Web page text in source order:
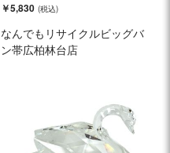
￥5,830
なんでもリサイクルビッグバ
ン帯広柏林台店